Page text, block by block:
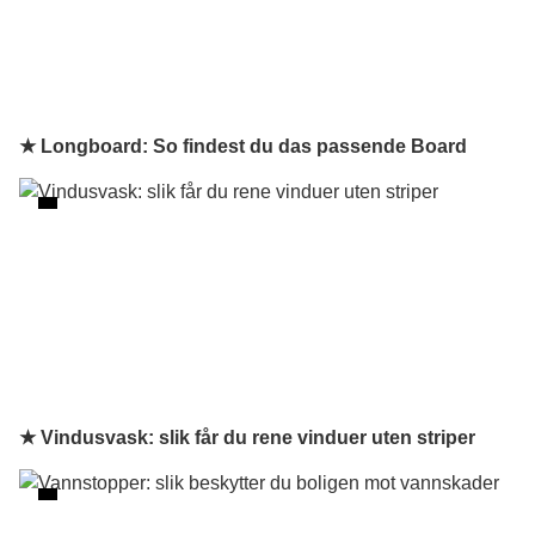
★ Longboard: So findest du das passende Board
★ Vindusvask: slik får du rene vinduer uten striper